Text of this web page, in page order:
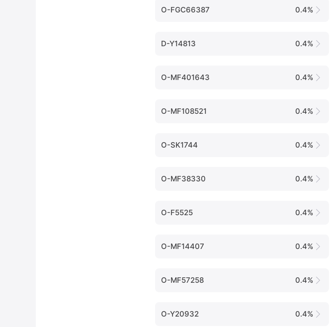
O-FGC66387 0.4%
D-Y14813 0.4%
O-MF401643 0.4%
O-MF108521 0.4%
O-SK1744 0.4%
O-MF38330 0.4%
O-F5525 0.4%
O-MF14407 0.4%
O-MF57258 0.4%
O-Y20932 0.4%